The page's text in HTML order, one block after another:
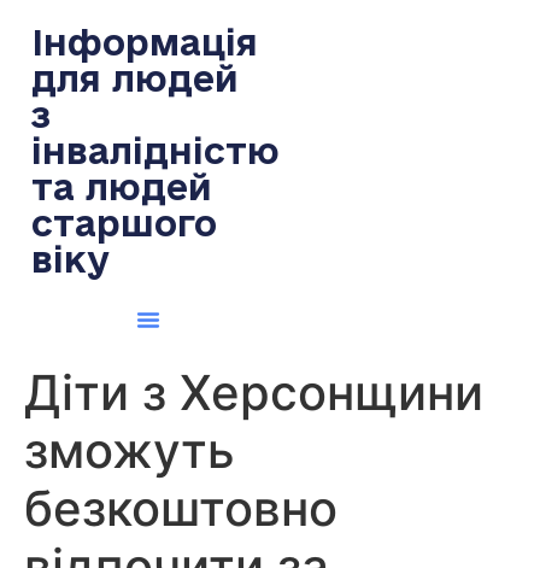
Інформація
для людей
з
інвалідністю
та людей
старшого
віку
Діти з Херсонщини
зможуть
безкоштовно